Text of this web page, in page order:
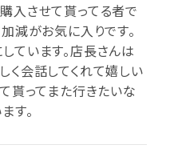
入させて貰ってる者で
減がお気に入りです。
ています。店長さんは
く会話してくれて嬉しい
貰ってまた行きたいな
す。